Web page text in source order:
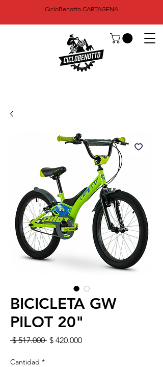
CicloBenotto CARTAGENA
BICICLETA GW
PILOT 20"
$ 517.000 Precio
$ 420.000Precio
Cantidad *